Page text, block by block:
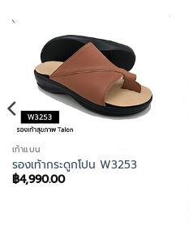
เท้าแบน
รองเท้ากระดูกโปน W3253
฿4,990.00